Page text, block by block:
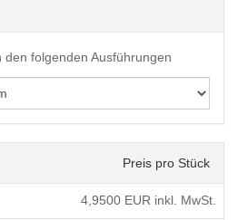
den folgenden Ausführungen
Preis pro Stück
4,9500 EUR inkl. MwSt.